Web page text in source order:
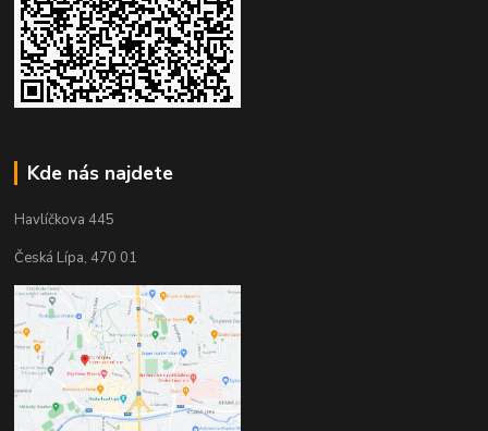
Kde nás najdete
Havlíčkova 445
Česká Lípa, 470 01